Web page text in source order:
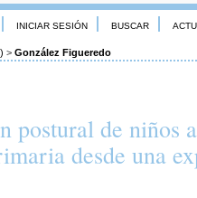
INICIAR SESIÓN BUSCAR
> González Figueredo
postural de niños
desde una